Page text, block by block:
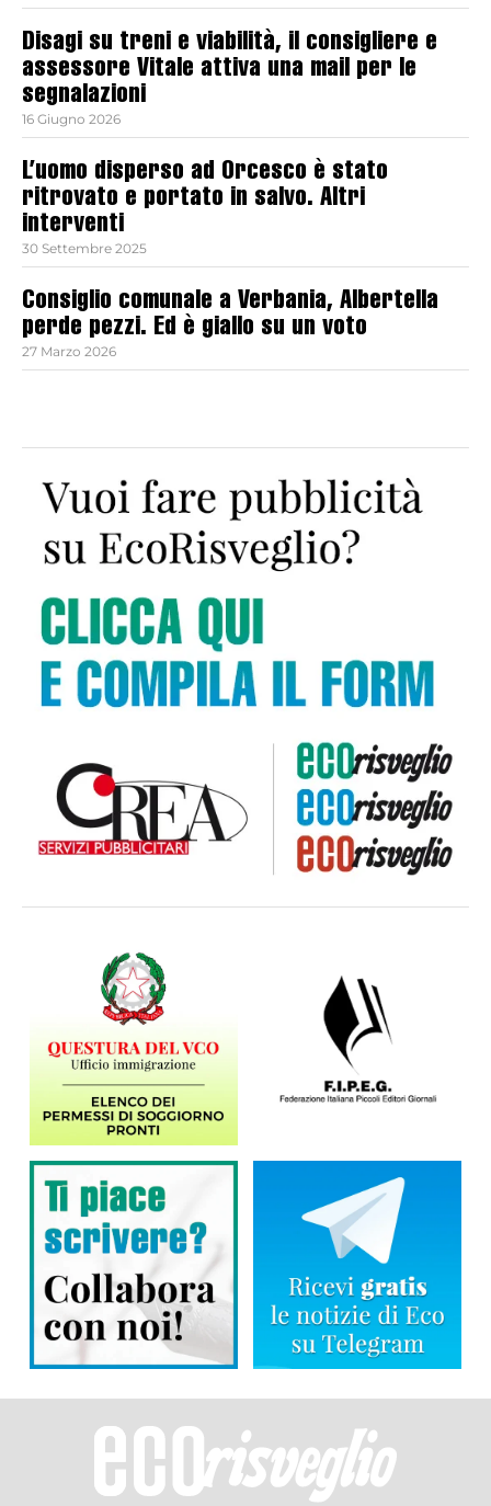
Disagi su treni e viabilità, il consigliere e
assessore Vitale attiva una mail per le
segnalazioni
16 Giugno 2026
L’uomo disperso ad Orcesco è stato
ritrovato e portato in salvo. Altri
interventi
30 Settembre 2025
Consiglio comunale a Verbania, Albertella
perde pezzi. Ed è giallo su un voto
27 Marzo 2026